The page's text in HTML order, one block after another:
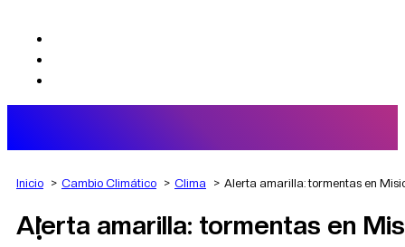
AGRO
DEPORTES
Inicio Cambio Climático Clima Alerta amarilla: tormentas en
Alerta amarilla: tormentas en